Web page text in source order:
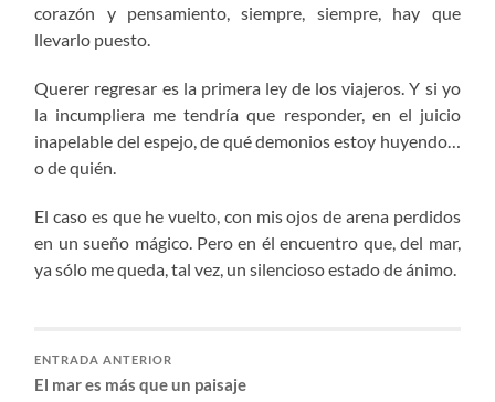
corazón y pensamiento, siempre, siempre, hay que
llevarlo puesto.
Querer regresar es la primera ley de los viajeros. Y si yo
la incumpliera me tendría que responder, en el juicio
inapelable del espejo, de qué demonios estoy huyendo…
o de quién.
El caso es que he vuelto, con mis ojos de arena perdidos
en un sueño mágico. Pero en él encuentro que, del mar,
ya sólo me queda, tal vez, un silencioso estado de ánimo.
ENTRADA ANTERIOR
El mar es más que un paisaje